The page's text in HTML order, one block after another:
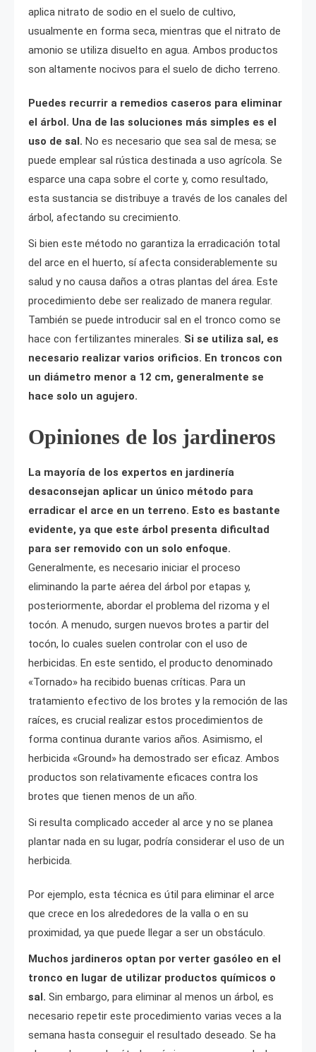
aplica nitrato de sodio en el suelo de cultivo,
usualmente en forma seca, mientras que el nitrato de
amonio se utiliza disuelto en agua. Ambos productos
son altamente nocivos para el suelo de dicho terreno.
Puedes recurrir a remedios caseros para eliminar
el árbol. Una de las soluciones más simples es el
uso de sal. No es necesario que sea sal de mesa; se
puede emplear sal rústica destinada a uso agrícola. Se
esparce una capa sobre el corte y, como resultado,
esta sustancia se distribuye a través de los canales del
árbol, afectando su crecimiento.
Si bien este método no garantiza la erradicación total
del arce en el huerto, sí afecta considerablemente su
salud y no causa daños a otras plantas del área. Este
procedimiento debe ser realizado de manera regular.
También se puede introducir sal en el tronco como se
hace con fertilizantes minerales. Si se utiliza sal, es
necesario realizar varios orificios. En troncos con
un diámetro menor a 12 cm, generalmente se
hace solo un agujero.
Opiniones de los jardineros
La mayoría de los expertos en jardinería
desaconsejan aplicar un único método para
erradicar el arce en un terreno. Esto es bastante
evidente, ya que este árbol presenta dificultad
para ser removido con un solo enfoque.
Generalmente, es necesario iniciar el proceso
eliminando la parte aérea del árbol por etapas y,
posteriormente, abordar el problema del rizoma y el
tocón. A menudo, surgen nuevos brotes a partir del
tocón, lo cuales suelen controlar con el uso de
herbicidas. En este sentido, el producto denominado
«Tornado» ha recibido buenas críticas. Para un
tratamiento efectivo de los brotes y la remoción de las
raíces, es crucial realizar estos procedimientos de
forma continua durante varios años. Asimismo, el
herbicida «Ground» ha demostrado ser eficaz. Ambos
productos son relativamente eficaces contra los
brotes que tienen menos de un año.
Si resulta complicado acceder al arce y no se planea
plantar nada en su lugar, podría considerar el uso de un
herbicida.
Por ejemplo, esta técnica es útil para eliminar el arce
que crece en los alrededores de la valla o en su
proximidad, ya que puede llegar a ser un obstáculo.
Muchos jardineros optan por verter gasóleo en el
tronco en lugar de utilizar productos químicos o
sal. Sin embargo, para eliminar al menos un árbol, es
necesario repetir este procedimiento varias veces a la
semana hasta conseguir el resultado deseado. Se ha